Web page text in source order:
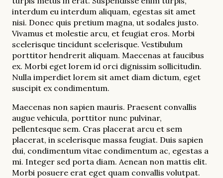
interdum eu interdum aliquam, egestas sit amet
nisi. Donec quis pretium magna, ut sodales justo.
Vivamus et molestie arcu, et feugiat eros. Morbi
scelerisque tincidunt scelerisque. Vestibulum
porttitor hendrerit aliquam. Maecenas at faucibus
ex. Morbi eget lorem id orci dignissim sollicitudin.
Nulla imperdiet lorem sit amet diam dictum, eget
suscipit ex condimentum.
Maecenas non sapien mauris. Praesent convallis
augue vehicula, porttitor nunc pulvinar,
pellentesque sem. Cras placerat arcu et sem
placerat, in scelerisque massa feugiat. Duis sapien
dui, condimentum vitae condimentum ac, egestas a
mi. Integer sed porta diam. Aenean non mattis elit.
Morbi posuere erat eget quam convallis volutpat.